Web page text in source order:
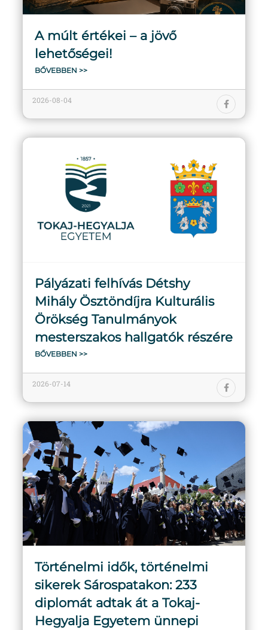
A múlt értékei – a jövő
lehetőségei!
BŐVEBBEN >>
2026-08-04
Pályázati felhívás Détshy
Mihály Ösztöndíjra Kulturális
Örökség Tanulmányok
mesterszakos hallgatók részére
BŐVEBBEN >>
2026-07-14
Történelmi idők, történelmi
sikerek Sárospatakon: 233
diplomát adtak át a Tokaj-
Hegyalja Egyetem ünnepi